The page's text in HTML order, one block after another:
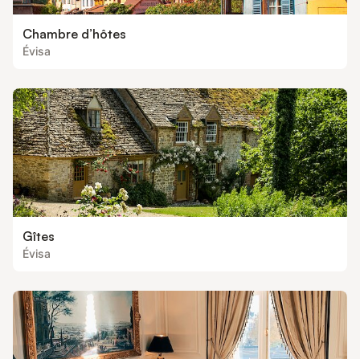
Chambre d’hôtes
Évisa
Gîtes
Évisa